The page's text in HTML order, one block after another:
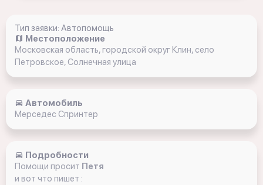
Тип заявки: Автопомощь
Местоположение
Московская область, городской округ Клин, село
Петровское, Солнечная улица
Автомобиль
Мерседес Спринтер
Подробности
Помощи просит Петя
и вот что пишет :